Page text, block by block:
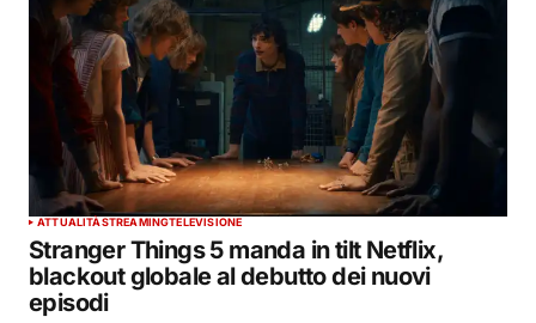
ATTUALITÀSTREAMINGTELEVISIONE
Stranger Things 5 manda in tilt Netflix,
blackout globale al debutto dei nuovi
episodi